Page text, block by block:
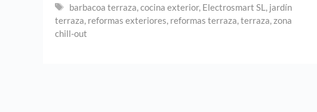
Etiquetas
barbacoa terraza ,cocina exterior, Electrosmart SL
jardín
terraza reformas exteriores reformas terraza terraza zona
chill-out